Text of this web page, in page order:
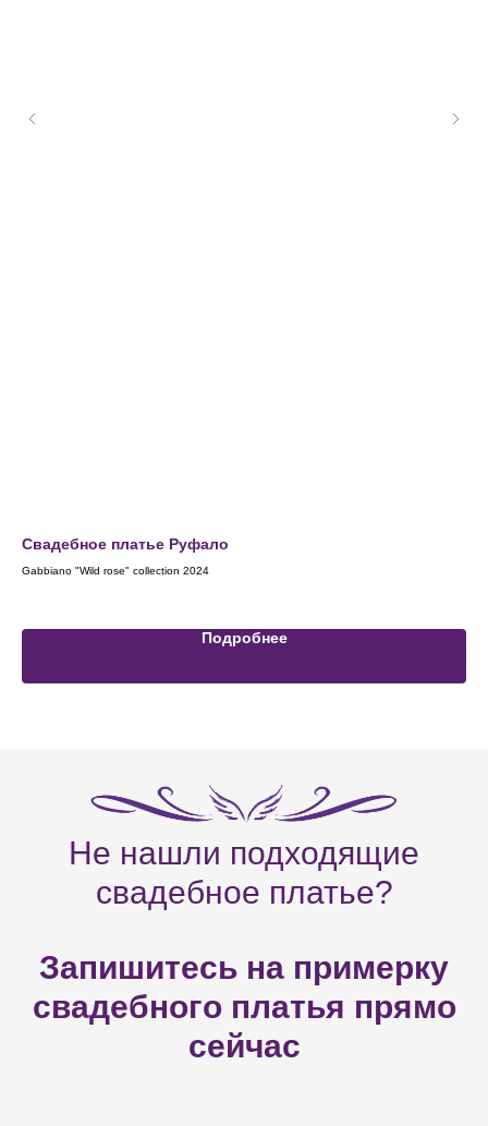
Свадебное платье Руфало
Gabbiano "Wild rose" collection 2024
Подробнее
Не нашли подходящие
свадебное платье?
Запишитесь на примерку
свадебного платья прямо
сейчас